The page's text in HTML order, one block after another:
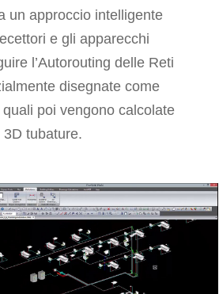
un approccio intelligente
e gli apparecchi
l’Autorouting delle Reti
disegnate come
poi vengono calcolate
tubature.